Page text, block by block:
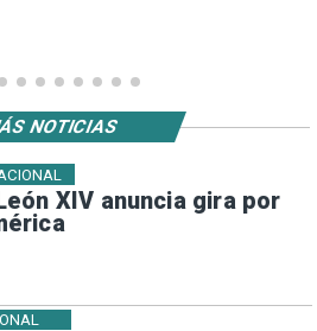
XIV anuncia gira por
NOTICIAS